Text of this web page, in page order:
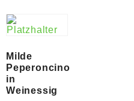
Milde
Peperoncino
in
Weinessig